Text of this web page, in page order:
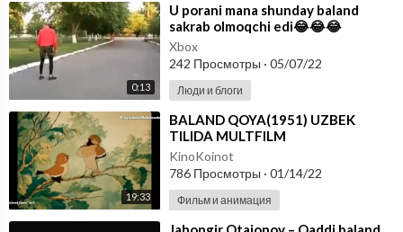
0:13
⁣U porani mana shunday baland
sakrab olmoqchi edi😂😂😂
Xbox
242 Просмотры · 05/07/22
Люди и блоги
19:33
⁣BALAND QOYA(1951) UZBEK
TILIDA MULTFILM
KinoKoinot
786 Просмотры · 01/14/22
Фильм и анимация